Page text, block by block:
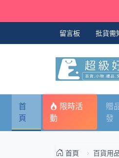
留言板 批貨需
首
頁
限時活
動
贈
發
首頁 百貨用